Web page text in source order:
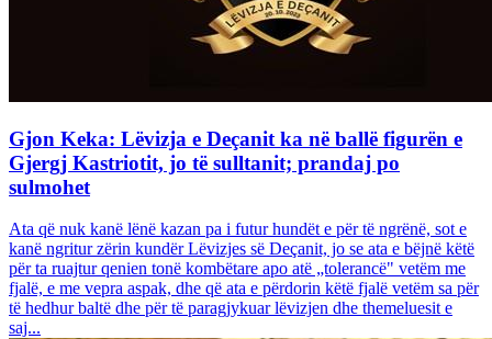
Gjon Keka: Lëvizja e Deçanit ka në ballë figurën e
Gjergj Kastriotit, jo të sulltanit; prandaj po
sulmohet
Ata që nuk kanë lënë kazan pa i futur hundët e për të ngrënë, sot e
kanë ngritur zërin kundër Lëvizjes së Deçanit, jo se ata e bëjnë këtë
për ta ruajtur qenien tonë kombëtare apo atë „tolerancë" vetëm me
fjalë, e me vepra aspak, dhe që ata e përdorin këtë fjalë vetëm sa për
të hedhur baltë dhe për të paragjykuar lëvizjen dhe themeluesit e
saj...